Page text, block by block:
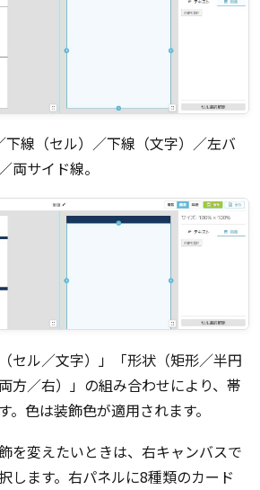
下線（セル）／下線（文字）／左バ
両サイド線。
セル／文字）」「形状（矩形／半円
方／右）」の組み合わせにより、帯
。色は装飾色が適用されます。
を変えたいときは、右キャンバスで
します。右パネルに8種類のカード